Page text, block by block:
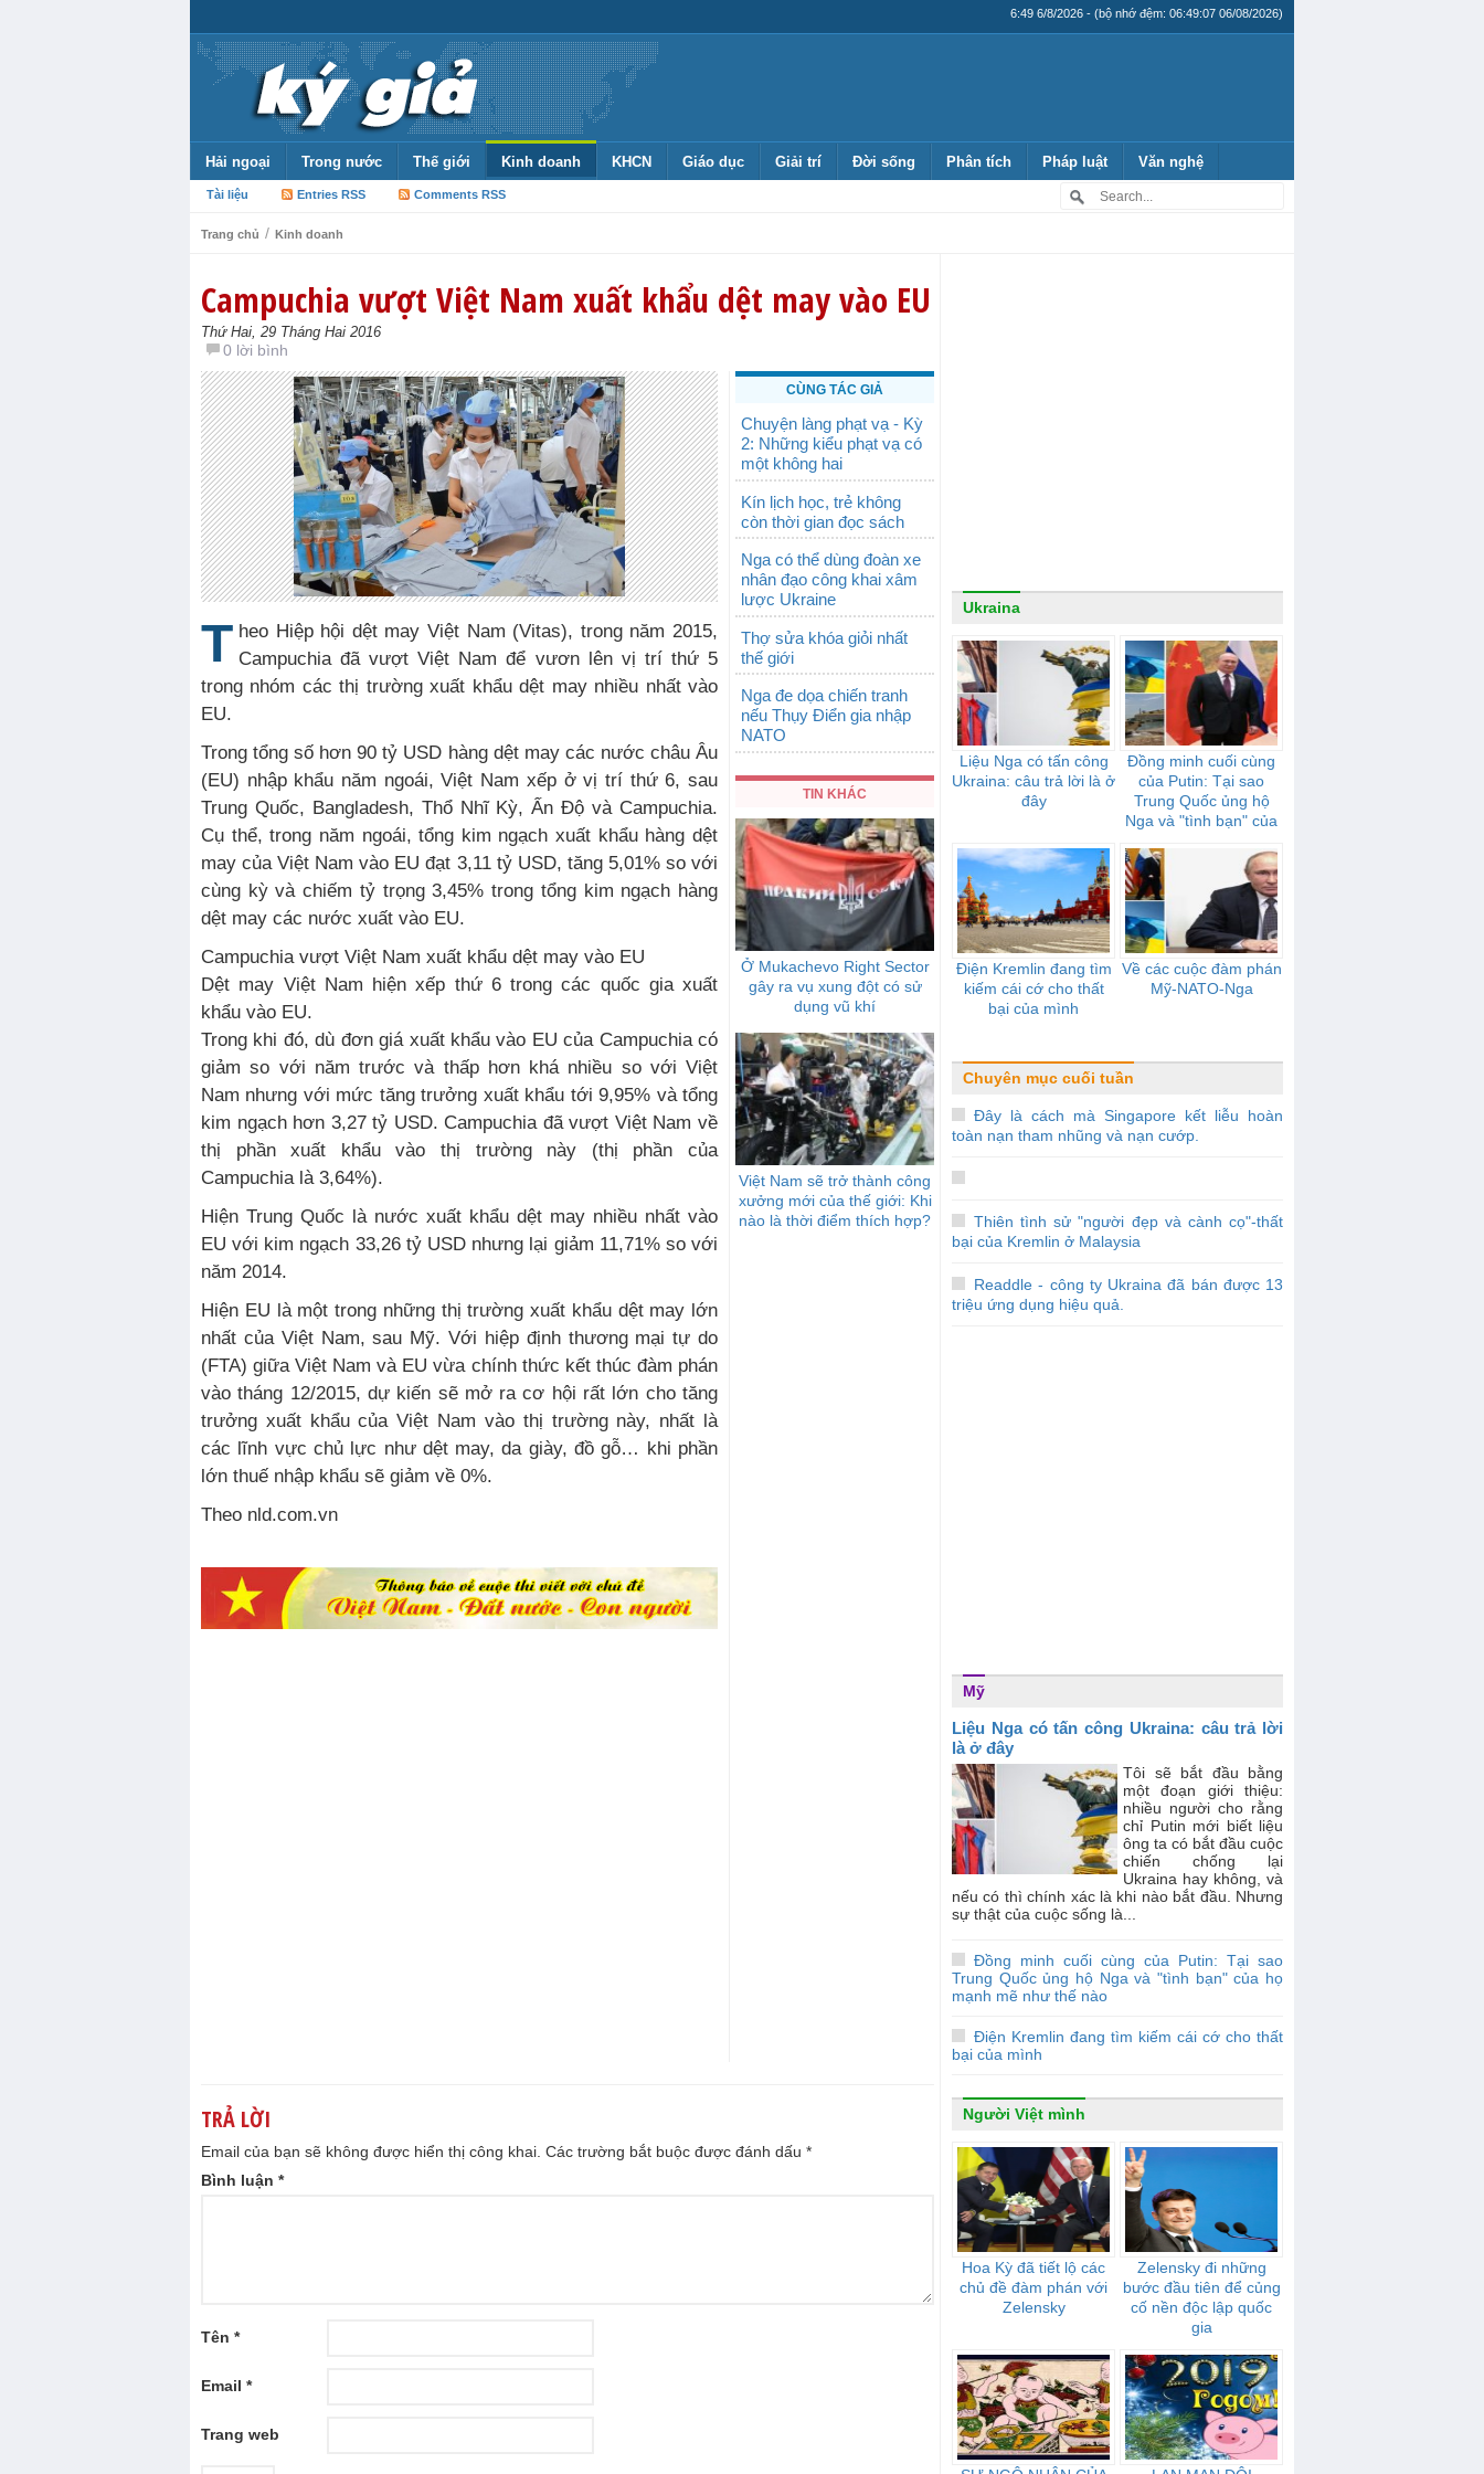
6:49 6/8/2026 - (bộ nhớ đệm: 06:49:07 06/08/2026)
Hải ngoại Trong nước Thế giới Kinh doanh KHCN Giáo dục Giải trí Đời sống Phân tích Pháp luật Văn nghệ
Tài liệu Entries RSS Comments RSS
Trang chủ / Kinh doanh
Campuchia vượt Việt Nam xuất khẩu dệt may vào EU
Thứ Hai, 29 Tháng Hai 2016
0 lời bình
T heo Hiệp hội dệt may Việt Nam (Vitas), trong năm 2015,
Campuchia đã vượt Việt Nam để vươn lên vị trí thứ 5
trong nhóm các thị trường xuất khẩu dệt may nhiều nhất vào
EU.
Trong tổng số hơn 90 tỷ USD hàng dệt may các nước châu Âu
(EU) nhập khẩu năm ngoái, Việt Nam xếp ở vị trí thứ 6, sau
Trung Quốc, Bangladesh, Thổ Nhĩ Kỳ, Ấn Độ và Campuchia.
Cụ thể, trong năm ngoái, tổng kim ngạch xuất khẩu hàng dệt
may của Việt Nam vào EU đạt 3,11 tỷ USD, tăng 5,01% so với
cùng kỳ và chiếm tỷ trọng 3,45% trong tổng kim ngạch hàng
dệt may các nước xuất vào EU.
Campuchia vượt Việt Nam xuất khẩu dệt may vào EU
Dệt may Việt Nam hiện xếp thứ 6 trong các quốc gia xuất
khẩu vào EU.
Trong khi đó, dù đơn giá xuất khẩu vào EU của Campuchia có
giảm so với năm trước và thấp hơn khá nhiều so với Việt
Nam nhưng với mức tăng trưởng xuất khẩu tới 9,95% và tổng
kim ngạch hơn 3,27 tỷ USD. Campuchia đã vượt Việt Nam về
thị phần xuất khẩu vào thị trường này (thị phần của
Campuchia là 3,64%).
Hiện Trung Quốc là nước xuất khẩu dệt may nhiều nhất vào
EU với kim ngạch 33,26 tỷ USD nhưng lại giảm 11,71% so với
năm 2014.
Hiện EU là một trong những thị trường xuất khẩu dệt may lớn
nhất của Việt Nam, sau Mỹ. Với hiệp định thương mại tự do
(FTA) giữa Việt Nam và EU vừa chính thức kết thúc đàm phán
vào tháng 12/2015, dự kiến sẽ mở ra cơ hội rất lớn cho tăng
trưởng xuất khẩu của Việt Nam vào thị trường này, nhất là
các lĩnh vực chủ lực như dệt may, da giày, đồ gỗ… khi phần
lớn thuế nhập khẩu sẽ giảm về 0%.
Theo nld.com.vn
CÙNG TÁC GIẢ
Chuyện làng phạt vạ - Kỳ
2: Những kiểu phạt vạ có
một không hai
Kín lịch học, trẻ không
còn thời gian đọc sách
Nga có thể dùng đoàn xe
nhân đạo công khai xâm
lược Ukraine
Thợ sửa khóa giỏi nhất
thế giới
Nga đe dọa chiến tranh
nếu Thụy Điển gia nhập
NATO
TIN KHÁC
Ở Mukachevo Right Sector
gây ra vụ xung đột có sử
dụng vũ khí
Việt Nam sẽ trở thành công
xưởng mới của thế giới: Khi
nào là thời điểm thích hợp?
TRẢ LỜI
Email của bạn sẽ không được hiển thị công khai. Các trường bắt buộc được đánh dấu *
Bình luận *
Tên *
Email *
Trang web
Ukraina
Liệu Nga có tấn công
Ukraina: câu trả lời là ở
đây
Đồng minh cuối cùng
của Putin: Tại sao
Trung Quốc ủng hộ
Nga và "tình bạn" của
Điện Kremlin đang tìm
kiếm cái cớ cho thất
bại của mình
Về các cuộc đàm phán
Mỹ-NATO-Nga
Chuyên mục cuối tuần
Đây là cách mà Singapore kết liễu hoàn
toàn nạn tham nhũng và nạn cướp.
Thiên tình sử "người đẹp và cành cọ"-thất
bại của Kremlin ở Malaysia
Readdle - công ty Ukraina đã bán được 13
triệu ứng dụng hiệu quả.
Mỹ
Liệu Nga có tấn công Ukraina: câu trả lời
là ở đây
Tôi sẽ bắt đầu bằng
một đoạn giới thiệu:
nhiều người cho rằng
chỉ Putin mới biết liệu
ông ta có bắt đầu cuộc
chiến chống lại
Ukraina hay không, và
nếu có thì chính xác là khi nào bắt đầu. Nhưng
sự thật của cuộc sống là...
Đồng minh cuối cùng của Putin: Tại sao
Trung Quốc ủng hộ Nga và "tình bạn" của họ
mạnh mẽ như thế nào
Điện Kremlin đang tìm kiếm cái cớ cho thất
bại của mình
Người Việt mình
Hoa Kỳ đã tiết lộ các
chủ đề đàm phán với
Zelensky
Zelensky đi những
bước đầu tiên để củng
cố nền độc lập quốc
gia